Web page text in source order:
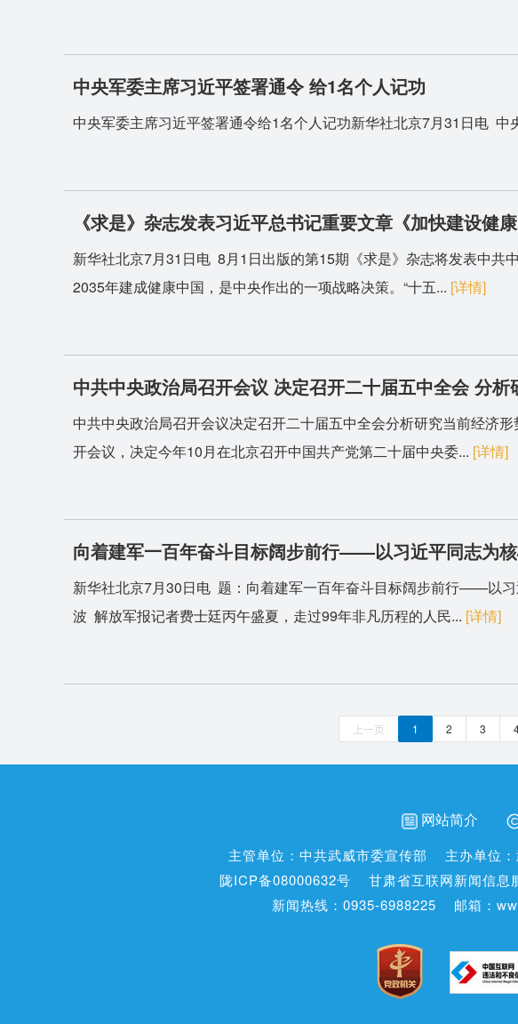
中央军委主席习近平签署通令 给1名个人记功
中央军委主席习近平签署通令给1名个人记功新华社北京7月31日电
《求是》杂志发表习近平总书记重要文章《加快建设健康
新华社北京7月31日电 8月1日出版的第15期《求是》杂志将发表中共
2035年建成健康中国，是中央作出的一项战略决策。“十五... [详情]
中共中央政治局召开会议 决定召开二十届五中全会 分
中共中央政治局召开会议决定召开二十届五中全会分析研究当前经济
开会议，决定今年10月在北京召开中国共产党第二十届中央委... [详情]
向着建军一百年奋斗目标阔步前行——以习近平同志为
新华社北京7月30日电 题：向着建军一百年奋斗目标阔步前行——以
波 解放军报记者费士廷丙午盛夏，走过99年非凡历程的人民... [详情]
上一页 1 2 3
网站简介
主管单位：中共武威市委宣传部
主办单位
陇ICP备08000632号
甘肃省互联网新闻信息
新闻热线：0935-6988225
邮箱：